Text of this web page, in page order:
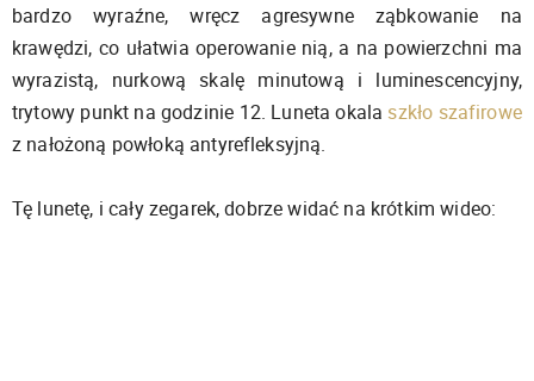
bardzo wyraźne, wręcz agresywne ząbkowanie na
krawędzi, co ułatwia operowanie nią, a na powierzchni ma
wyrazistą, nurkową skalę minutową i luminescencyjny,
trytowy punkt na godzinie 12. Luneta okala szkło szafirowe
z nałożoną powłoką antyrefleksyjną.
Tę lunetę, i cały zegarek, dobrze widać na krótkim wideo: